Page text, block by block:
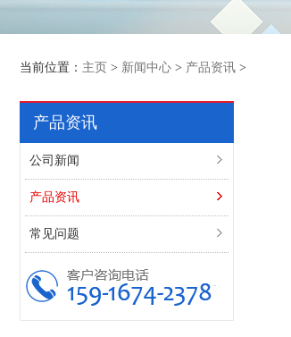
当前位置： 主页 > 新闻中心 > 产品资讯 >
产品资讯
公司新闻
产品资讯
常见问题